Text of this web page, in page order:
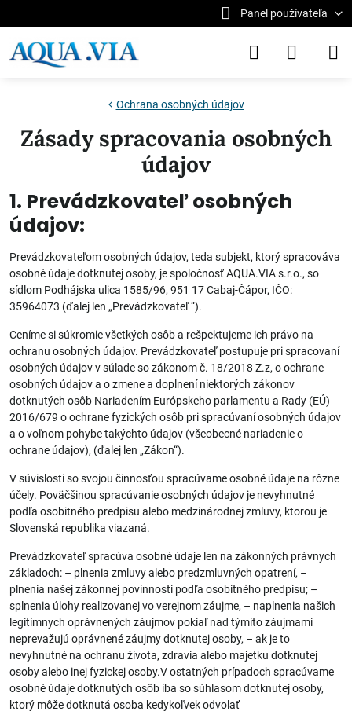
Panel používateľa
Ochrana osobných údajov
Zásady spracovania osobných
údajov
1. Prevádzkovateľ osobných
údajov:
Prevádzkovateľom osobných údajov, teda subjekt, ktorý spracováva
osobné údaje dotknutej osoby, je spoločnosť AQUA.VIA s.r.o., so
sídlom Podhájska ulica 1585/96, 951 17 Cabaj-Čápor, IČO:
35964073 (ďalej len „Prevádzkovateľ “).
Ceníme si súkromie všetkých osôb a rešpektujeme ich právo na
ochranu osobných údajov. Prevádzkovateľ postupuje pri spracovaní
osobných údajov v súlade so zákonom č. 18/2018 Z.z, o ochrane
osobných údajov a o zmene a doplnení niektorých zákonov
dotknutých osôb Nariadením Európskeho parlamentu a Rady (EÚ)
2016/679 o ochrane fyzických osôb pri spracúvaní osobných údajov
a o voľnom pohybe takýchto údajov (všeobecné nariadenie o
ochrane údajov), (ďalej len „Zákon“).
V súvislosti so svojou činnosťou spracúvame osobné údaje na rôzne
účely. Poväčšinou spracúvanie osobných údajov je nevyhnutné
podľa osobitného predpisu alebo medzinárodnej zmluvy, ktorou je
Slovenská republika viazaná.
Prevádzkovateľ spracúva osobné údaje len na zákonných právnych
základoch: – plnenia zmluvy alebo predzmluvných opatrení, –
plnenia našej zákonnej povinnosti podľa osobitného predpisu; –
splnenia úlohy realizovanej vo verejnom záujme, – naplnenia našich
legitímnych oprávnených záujmov pokiaľ nad týmito záujmami
neprevažujú oprávnené záujmy dotknutej osoby, – ak je to
nevyhnutné na ochranu života, zdravia alebo majetku dotknutej
osoby alebo inej fyzickej osoby.V ostatných prípadoch spracúvame
osobné údaje dotknutých osôb iba so súhlasom dotknutej osoby,
ktorý môže dotknutá osoba kedykoľvek odvolať